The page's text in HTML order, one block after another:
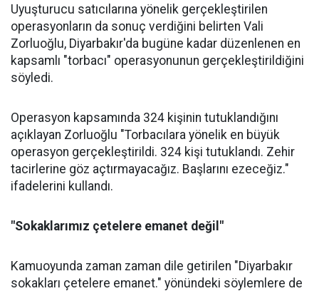
Uyuşturucu satıcılarına yönelik gerçekleştirilen
operasyonların da sonuç verdiğini belirten Vali
Zorluoğlu, Diyarbakır'da bugüne kadar düzenlenen en
kapsamlı "torbacı" operasyonunun gerçekleştirildiğini
söyledi.
Operasyon kapsamında 324 kişinin tutuklandığını
açıklayan Zorluoğlu "Torbacılara yönelik en büyük
operasyon gerçekleştirildi. 324 kişi tutuklandı. Zehir
tacirlerine göz açtırmayacağız. Başlarını ezeceğiz."
ifadelerini kullandı.
"Sokaklarımız çetelere emanet değil"
Kamuoyunda zaman zaman dile getirilen "Diyarbakır
sokakları çetelere emanet." yönündeki söylemlere de